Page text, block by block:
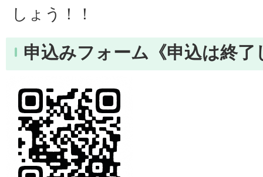
しょう！！
申込みフォーム《申込は終